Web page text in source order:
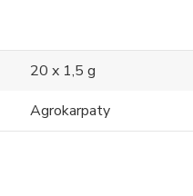
20 x 1,5 g
Agrokarpaty